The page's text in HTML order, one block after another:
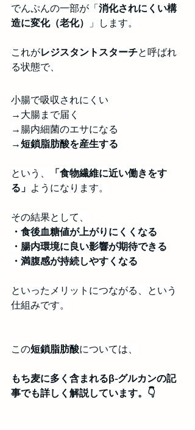
でんぷんの一部が「消化されにくい構
造に変化（老化）
」します。
これがレジスタントスターチと呼ばれ
る状態で、
小腸で吸収されにくい
→大腸まで届く
→腸内細菌のエサになる
→短鎖脂肪酸を産生する
という、
「食物繊維に近い働きをす
る」 ようになります。
その結果として、
・食後血糖値が上がりにくくなる
・腸内環境に良い影響が期待できる
・満腹感が持続しやすくなる
といったメリットにつながる、という
仕組みです。
この短鎖脂肪酸については、
もち麦に多く含まれるβ-グルカンの記
事でも詳しく解説しています。👇